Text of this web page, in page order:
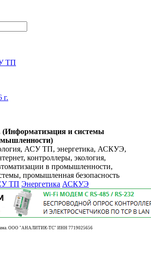
ТП
г.
и системы
АСУ ТП, энергетика, АСКУЭ,
контроллеры, экология,
в промышленности,
промышленная безопасность
ТП Энергетика АСКУЭ
ООО "АНАЛИТИК-ТС" ИНН 7719025656